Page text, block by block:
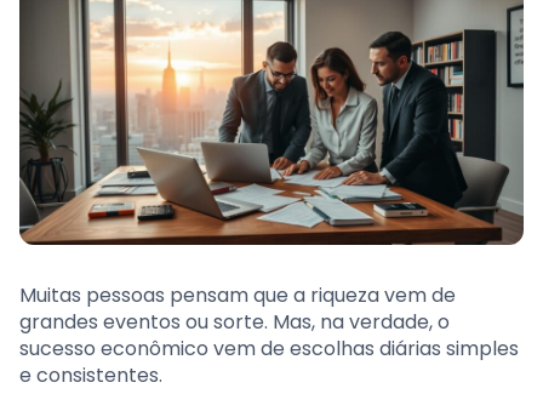
Muitas pessoas pensam que a riqueza vem de
grandes eventos ou sorte. Mas, na verdade, o
sucesso econômico vem de escolhas diárias simples
e consistentes.